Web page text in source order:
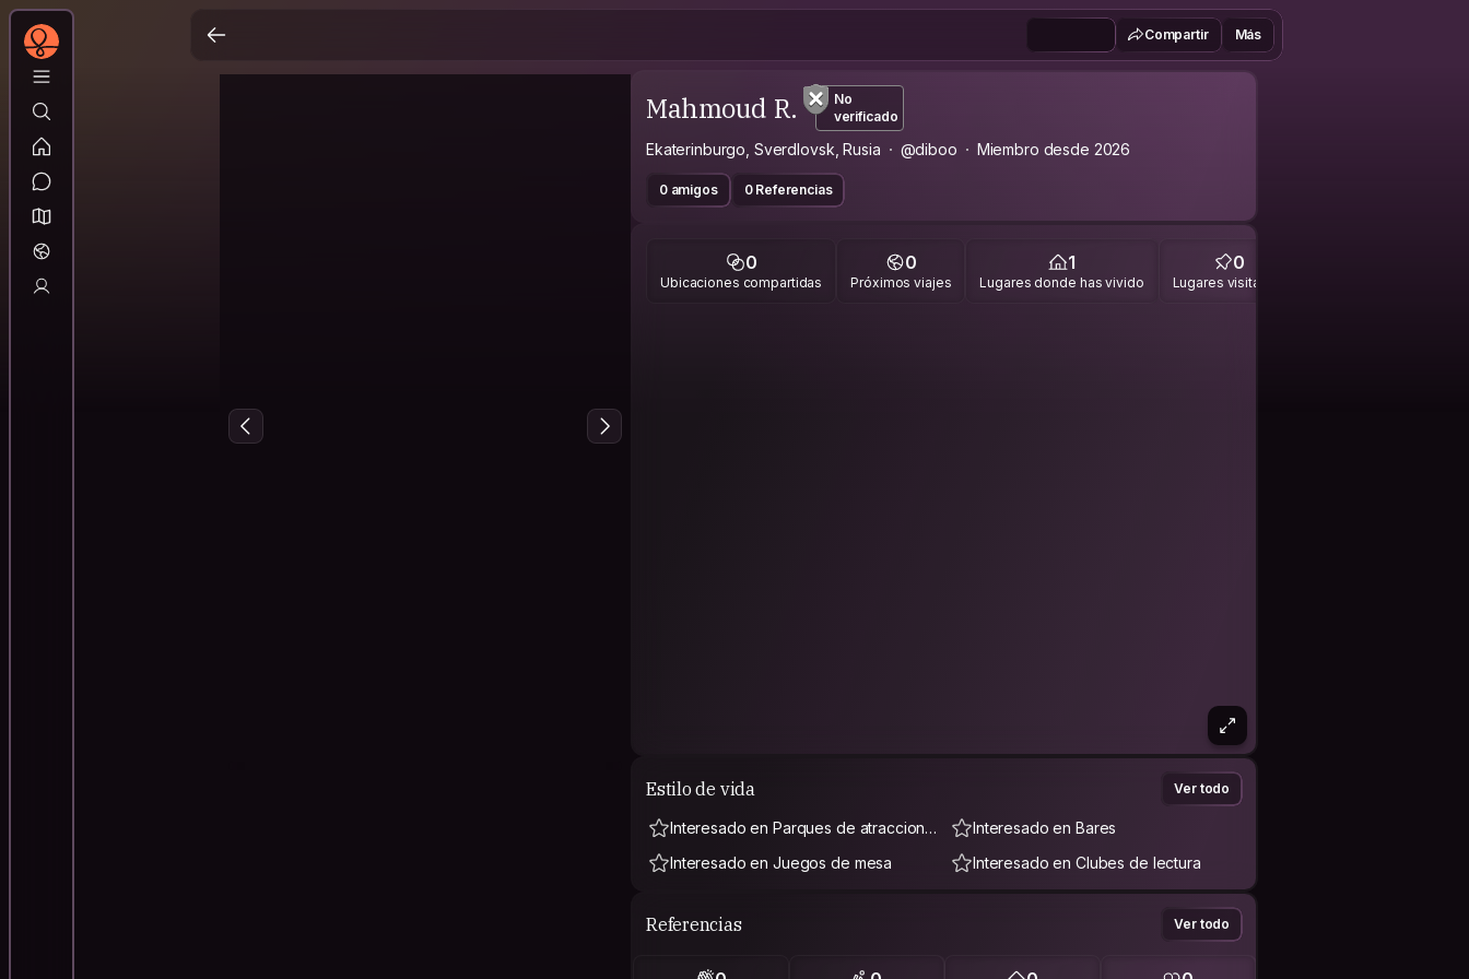
Compartir Más
Mahmoud R.
No
verificado
Ekaterinburgo, Sverdlovsk, Rusia @diboo Miembro desde 2026
0 amigos 0 Referencias
0
Ubicaciones compartidas
0
Próximos viajes
1
Lugares donde has vivido
0
Lugares visitados
Estilo de vida Ver todo
Interesado en Parques de atraccione
Interesado en Bares
Interesado en Juegos de mesa
Interesado en Clubes de lectura
Referencias Ver todo